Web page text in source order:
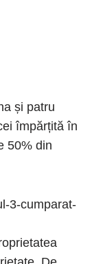
și patru
împărțită în
50% din
3-cumparat-